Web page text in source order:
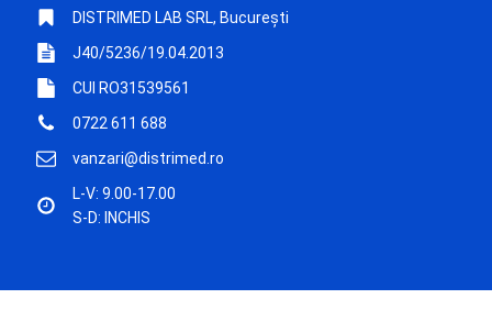
DISTRIMED LAB SRL, București
J40/5236/19.04.2013
CUI RO31539561
0722 611 688
vanzari@distrimed.ro
L-V: 9.00-17.00
S-D: INCHIS